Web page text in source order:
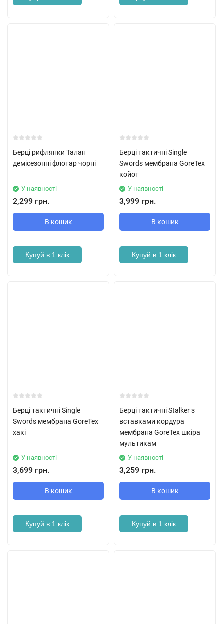
Берці рифлянки Талан
демісезонні флотар чорні
У наявності
2,299 грн.
В кошик
Купуй в 1 клік
Берці тактичні Single
Swords мембрана GoreTex
койот
У наявності
3,999 грн.
В кошик
Купуй в 1 клік
Берці тактичні Single
Swords мембрана GoreTex
хакі
У наявності
3,699 грн.
В кошик
Купуй в 1 клік
Берці тактичні Stalker з
вставками кордура
мембрана GoreTex шкіра
мультикам
У наявності
3,259 грн.
В кошик
Купуй в 1 клік